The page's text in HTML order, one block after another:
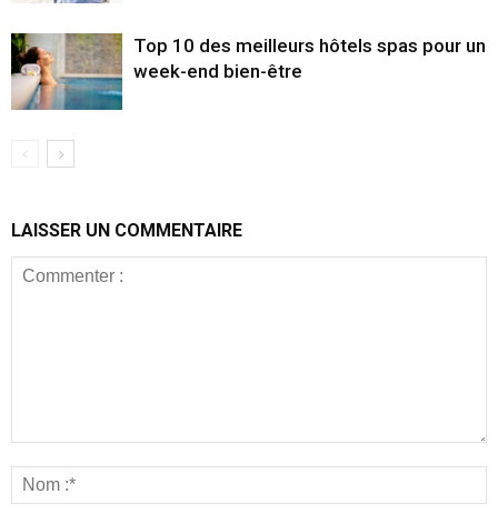
Top 10 des meilleurs hôtels spas pour un
week-end bien-être
LAISSER UN COMMENTAIRE